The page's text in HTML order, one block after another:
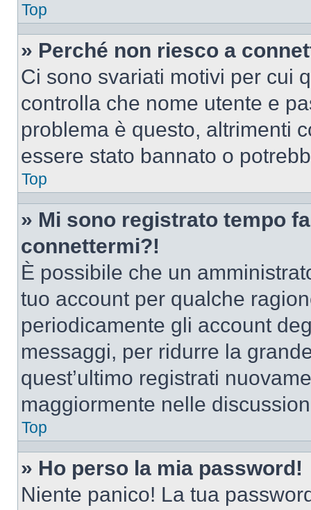
Top
» Perché non riesco a
Ci sono svariati motivi per cui
controlla che nome utente e
problema è questo, altrimenti
essere stato bannato o
Top
» Mi sono registrato tempo
connettermi?!
È possibile che un
tuo account per qualche
periodicamente gli account
messaggi, per ridurre la
quest’ultimo registrati
maggiormente nelle
Top
» Ho perso la mia password!
Niente panico! La tua